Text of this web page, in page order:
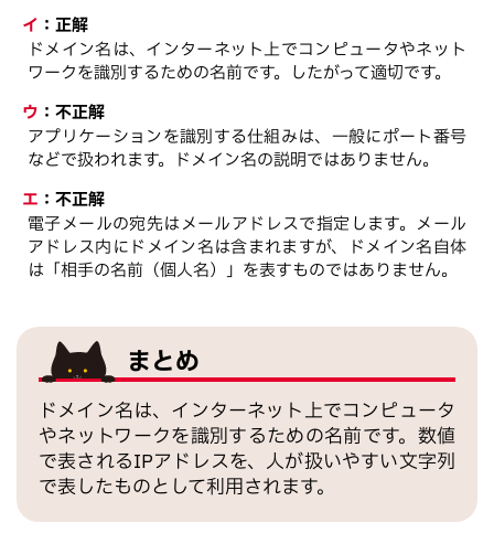
イ ： 正解
ドメイン名は、インターネット上でコンピュータやネット
ワークを識別するための名前です。したがって適切です。
ウ ： 不正解
アプリケーションを識別する仕組みは、一般にポート番号
などで扱われます。ドメイン名の説明ではありません。
エ ： 不正解
電子メールの宛先はメールアドレスで指定します。メール
アドレス内にドメイン名は含まれますが、ドメイン名自体
は「相手の名前（個人名）」を表すものではありません。
まとめ
ドメイン名は、インターネット上でコンピュータ
やネットワークを識別するための名前です。数値
で表されるIPアドレスを、人が扱いやすい文字列
で表したものとして利用されます。